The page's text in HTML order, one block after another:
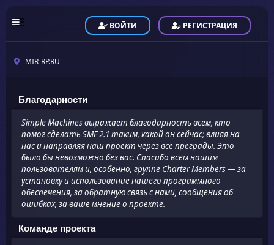
ВОЙТИ РЕГИСТРАЦИЯ
MIR-RP.RU
Благодарности
Simple Machines выражает благодарность всем, кто
помог сделать SMF 2.1 таким, какой он сейчас; влияя на
нас и направляя наш проект через все преграды. Это
было бы невозможно без вас. Спасибо всем нашим
пользователям и, особенно, группе Charter Members — за
установку и использование нашего программного
обеспечения, за обратную связь с нами, сообщения об
ошибках, за ваше мнение о проекте.
Команде проекта